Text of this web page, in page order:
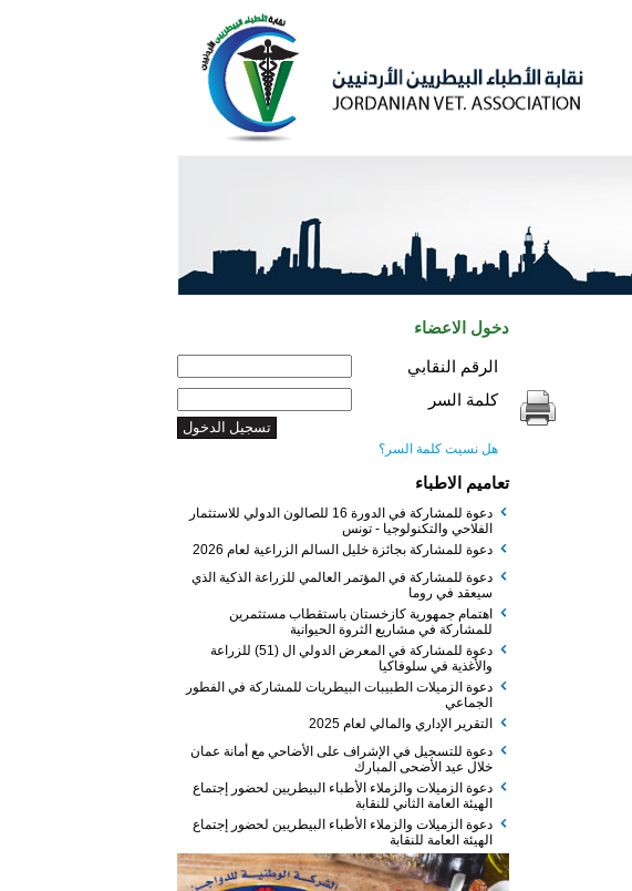
دخول الاعضاء
الرقم النقابي
كلمة السر
هل نسيت كلمة السر؟
تعاميم الاطباء
دعوة للمشاركة في الدورة 16 للصالون الدولي للاستثمار
الفلاحي والتكنولوجيا - تونس
دعوة للمشاركة بجائزة خليل السالم الزراعية لعام 2026
دعوة للمشاركة في المؤتمر العالمي للزراعة الذكية الذي
سيعقد في روما
اهتمام جمهورية كازخستان باستقطاب مستثمرين
للمشاركة في مشاريع الثروة الحيوانية
دعوة للمشاركة في المعرض الدولي ال (51) للزراعة
والأغذية في سلوفاكيا
دعوة الزميلات الطبيبات البيطريات للمشاركة في الفطور
الجماعي
التقرير الإداري والمالي لعام 2025
دعوة للتسجيل في الإشراف على الأضاحي مع أمانة عمان
خلال عيد الأضحى المبارك
دعوة الزميلات والزملاء الأطباء البيطريين لحضور إجتماع
الهيئة العامة الثاني للنقابة
دعوة الزميلات والزملاء الأطباء البيطريين لحضور إجتماع
الهيئة العامة للنقابة